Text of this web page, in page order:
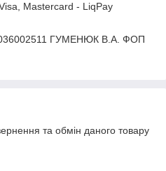
Mastercard - LiqPay
ГУМЕНЮК В.А. ФОП
та обмін даного товару